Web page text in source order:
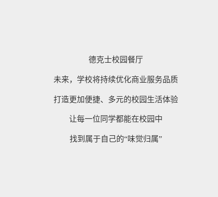
德克士校园餐厅
未来，学校将持续优化商业服务品质
打造更加便捷、多元的校园生活体验
让每一位同学都能在校园中
找到属于自己的“味觉归属”